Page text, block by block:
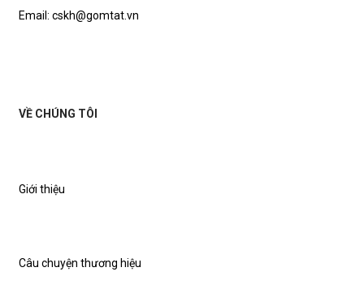
Email: cskh@gomtat.vn
VỀ CHÚNG TÔI
Giới thiệu
Câu chuyện thương hiệu